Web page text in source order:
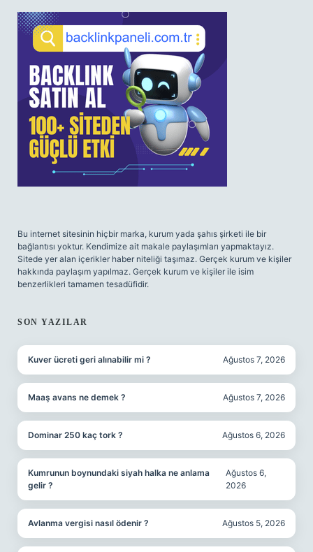
SIDEBAR
Bu internet sitesinin hiçbir marka, kurum yada şahıs şirketi ile bir
bağlantısı yoktur. Kendimize ait makale paylaşımları yapmaktayız.
Sitede yer alan içerikler haber niteliği taşımaz. Gerçek kurum ve kişiler
hakkında paylaşım yapılmaz. Gerçek kurum ve kişiler ile isim
benzerlikleri tamamen tesadüfidir.
SON YAZILAR
Kuver ücreti geri alınabilir mi ? Ağustos 7, 2026
Maaş avans ne demek ? Ağustos 7, 2026
Dominar 250 kaç tork ? Ağustos 6, 2026
Kumrunun boynundaki siyah halka ne anlama
gelir ?
Ağustos 6,
2026
Avlanma vergisi nasıl ödenir ? Ağustos 5, 2026